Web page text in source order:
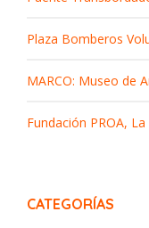
Plaza Bomberos
MARCO: Museo de
Fundación PROA,
CATEGORÍAS